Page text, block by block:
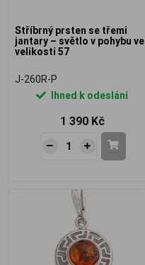
Stříbrný prsten se třemi
jantary – světlo v pohybu ve
velikosti 57
J-260R-P
Ihned k odeslání
1 390 Kč